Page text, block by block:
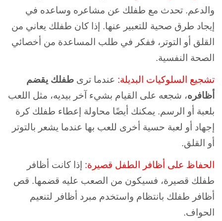
والدعم. تحدث مع طفلك عن مشاعره وساعده في
إيجاد طرق صحية للتعبير عنها. إذا كان طفلك يعاني من
القلق أو التوتر، ففكر في طلب المساعدة من أخصائي
الصحة النفسية.
تشجيع السلوكيات البديلة: عندما ترى طفلك يقضم
أظافره، شجعه على القيام بشيء آخر بيديه، مثل اللعب
بلعبة أو الرسم. يمكنك أيضًا محاولة إعطاء طفلك كرة
إجهاد أو لعبة حسية أخرى للعب بها عندما يشعر بالتوتر
أو القلق.
الحفاظ على أظافر الطفل قصيرة: إذا كانت أظافر
طفلك قصيرة، فسيكون من الصعب عليه قضمها. قص
أظافر طفلك بانتظام واستخدم مبرد أظافر لتنعيم
الحواف.